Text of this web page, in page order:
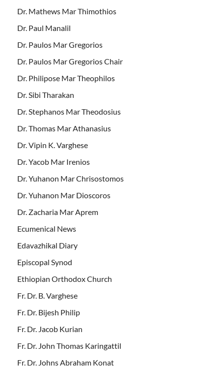
Dr. Mathews Mar Thimothios
Dr. Paul Manalil
Dr. Paulos Mar Gregorios
Dr. Paulos Mar Gregorios Chair
Dr. Philipose Mar Theophilos
Dr. Sibi Tharakan
Dr. Stephanos Mar Theodosius
Dr. Thomas Mar Athanasius
Dr. Vipin K. Varghese
Dr. Yacob Mar Irenios
Dr. Yuhanon Mar Chrisostomos
Dr. Yuhanon Mar Dioscoros
Dr. Zacharia Mar Aprem
Ecumenical News
Edavazhikal Diary
Episcopal Synod
Ethiopian Orthodox Church
Fr. Dr. B. Varghese
Fr. Dr. Bijesh Philip
Fr. Dr. Jacob Kurian
Fr. Dr. John Thomas Karingattil
Fr. Dr. Johns Abraham Konat